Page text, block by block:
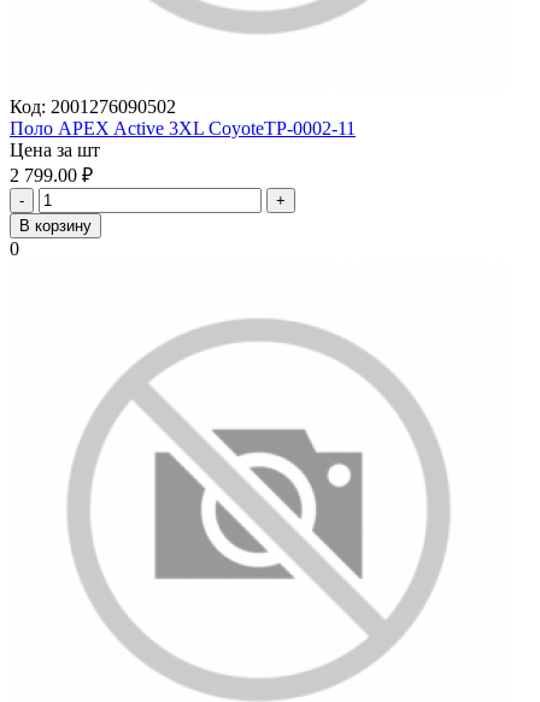
Код: 2001276090502
Поло APEX Active 3XL CoyoteTP-0002-11
Цена за шт
2 799.00 ₽
-
+
В корзину
0